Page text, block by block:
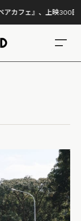
』、上映300回の先で見